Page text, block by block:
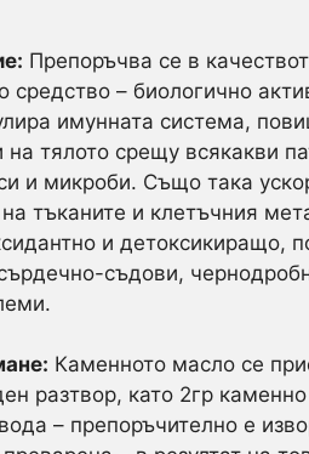
Препоръчва се в
– биологично
имунната система,
на тялото срещу всякакви
и микроби. Също така
тъканите и клетъчния
и детоксикиращо,
съдови,
Каменното масло се
разтвор, като 2гр
– препоръчително е